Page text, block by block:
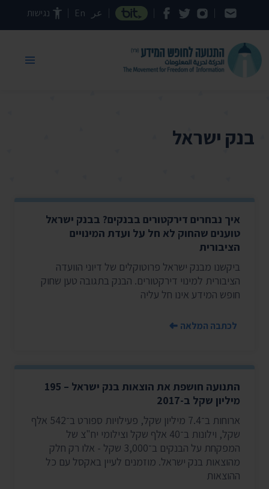
דילוג לתוכן העמוד عر En נגישות
בנק ישראל
איך נבחרים דירקטורים בבנקים? בבנק ישראל
טוענים שהחוק לא חל על ועדת המינויים
הציבורית
ביקשנו מבנק ישראל פרוטוקלים של דיוני הוועדה
הציבורית למינוי דירקטורים. הבנק בתגובה טען שחוק
חופש המידע אינו חל עליה
לכתבה המלאה
התנועה חושפת את הוצאות בנק ישראל – 195
מיליון שקל ב-2017
ארוחות ב־7.4 מיליון שקל, פעילויות ספורט ב־542 אלף
שקל, וילונות ב־40 אלף שקל וצילומי יח"צ של
המפקחת על הבנקים ב־3,000 שקל - אלו רק חלק
מהוצאות בנק ישראל. מוזמנים לעיין באקסל עם כל
ההוצאות